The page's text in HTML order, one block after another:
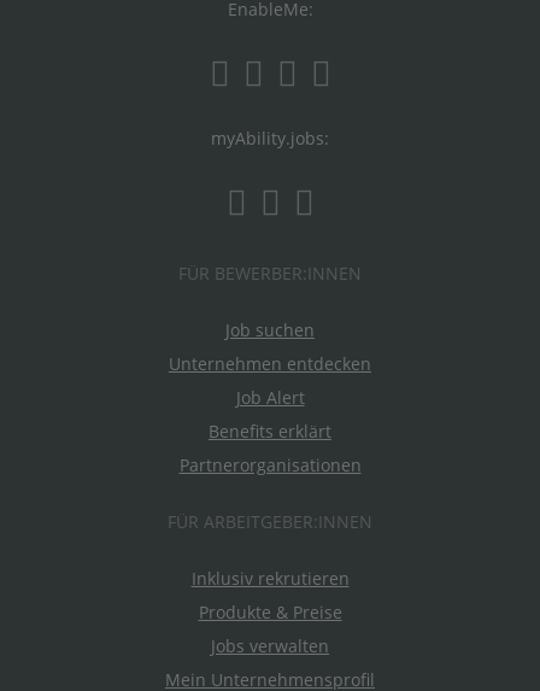
EnableMe:
myAbility.jobs:
FÜR BEWERBER:INNEN
Job suchen
Unternehmen entdecken
Job Alert
Benefits erklärt
Partnerorganisationen
FÜR ARBEITGEBER:INNEN
Inklusiv rekrutieren
Produkte & Preise
Jobs verwalten
Mein Unternehmensprofil